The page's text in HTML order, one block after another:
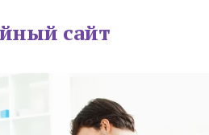
сайт